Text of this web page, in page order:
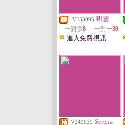
V233095 琪雲
一對多8 一對一30
進入免費視訊
V249039 Serena